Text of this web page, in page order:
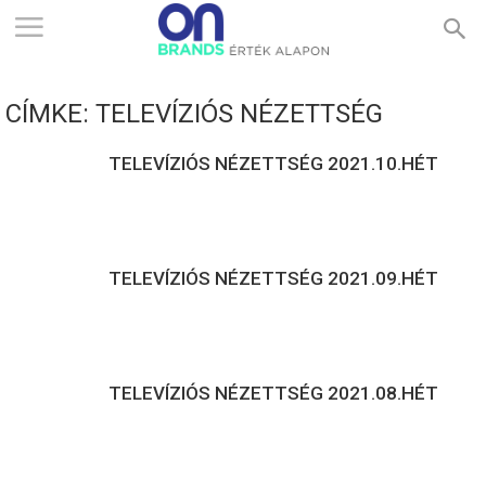
ONBRANDS
CÍMKE: TELEVÍZIÓS NÉZETTSÉG
TELEVÍZIÓS NÉZETTSÉG 2021.10.HÉT
TELEVÍZIÓS NÉZETTSÉG 2021.09.HÉT
TELEVÍZIÓS NÉZETTSÉG 2021.08.HÉT